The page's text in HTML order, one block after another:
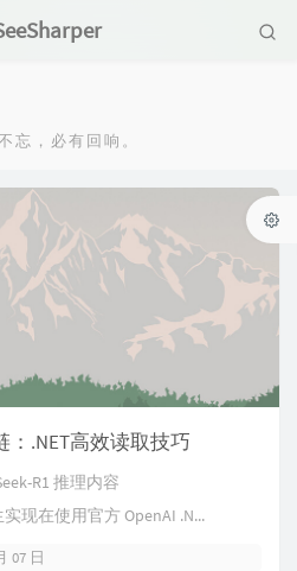
忘，必有回响。
：.NET高效读取技巧
R1 推理内容
现在使用官方 OpenAI .N...
07 日